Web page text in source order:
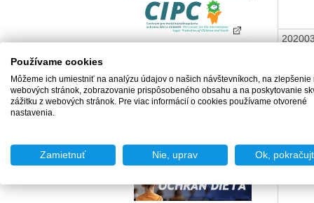
Používame cookies
Môžeme ich umiestniť na analýzu údajov o našich návštevníkoch, na zlepšenie
webových stránok, zobrazovanie prispôsobeného obsahu a na poskytovanie
zážitku z webových stránok. Pre viac informácií o cookies používame otvorené
nastavenia.
Zamietnuť Nie, uprav Ok,